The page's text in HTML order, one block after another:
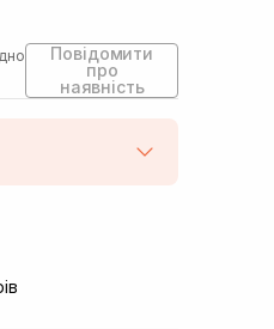
Повідомити
про
наявність